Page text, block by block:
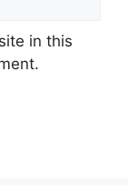
in this